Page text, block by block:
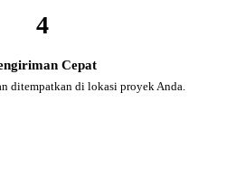
4
Cepat
ditempatkan di lokasi proyek Anda.